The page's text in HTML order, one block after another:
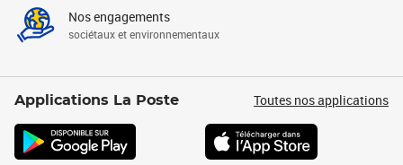
Nos engagements
sociétaux et environnementaux
Applications La Poste Toutes nos applications